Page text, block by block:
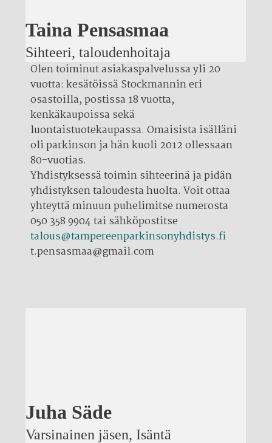
Taina Pensasmaa
Sihteeri, taloudenhoitaja
Olen toiminut asiakaspalvelussa yli 20
vuotta: kesätöissä Stockmannin eri
osastoilla, postissa 18 vuotta,
kenkäkaupoissa sekä
luontaistuotekaupassa. Omaisista isälläni
oli parkinson ja hän kuoli 2012 ollessaan
80-vuotias.
Yhdistyksessä toimin sihteerinä ja pidän
yhdistyksen taloudesta huolta. Voit ottaa
yhteyttä minuun puhelimitse numerosta
050 358 9904 tai sähköpostitse
talous@tampereenparkinsonyhdistys.fi
t.pensasmaa@gmail.com
Juha Säde
Varsinainen jäsen, Isäntä